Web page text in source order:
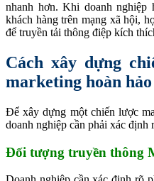
nhanh hơn. Khi doanh nghiệp
khách hàng trên mạng xã hội,
để truyền tải thông điệp kích
Cách xây dựng
marketing hoàn hảo
Để xây dựng một chiến lược
doanh nghiệp cần phải xác định
Đối tượng truyền thông